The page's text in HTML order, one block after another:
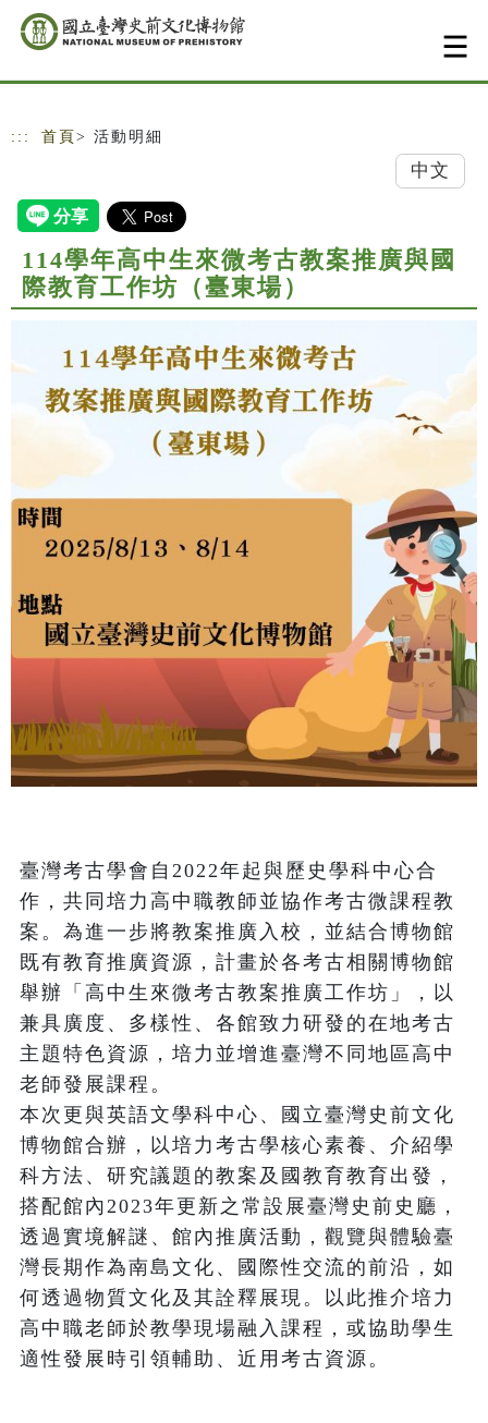
跳到主要內容
網站導覽
::: 首頁 > 活動明細
中文
114學年高中生來微考古教案推廣與國
際教育工作坊（臺東場）
臺灣考古學會自2022年起與歷史學科中心合
作，共同培力高中職教師並協作考古微課程教
案。為進一步將教案推廣入校，並結合博物館
既有教育推廣資源，計畫於各考古相關博物館
舉辦「高中生來微考古教案推廣工作坊」，以
兼具廣度、多樣性、各館致力研發的在地考古
主題特色資源，培力並增進臺灣不同地區高中
老師發展課程。
本次更與英語文學科中心、國立臺灣史前文化
博物館合辦，以培力考古學核心素養、介紹學
科方法、研究議題的教案及國教育教育出發，
搭配館內2023年更新之常設展臺灣史前史廳，
透過實境解謎、館內推廣活動，觀覽與體驗臺
灣長期作為南島文化、國際性交流的前沿，如
何透過物質文化及其詮釋展現。以此推介培力
高中職老師於教學現場融入課程，或協助學生
適性發展時引領輔助、近用考古資源。